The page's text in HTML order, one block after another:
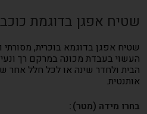
שטיח אפגן בדוגמת
שטיח אפגן בדוגמא בוכרית,
העשוי בעבדת מכונה במרקם רך
הבית ולחדר שינה או לכל חלל אחר
אותנטית.
בחרו מידה (מטר)